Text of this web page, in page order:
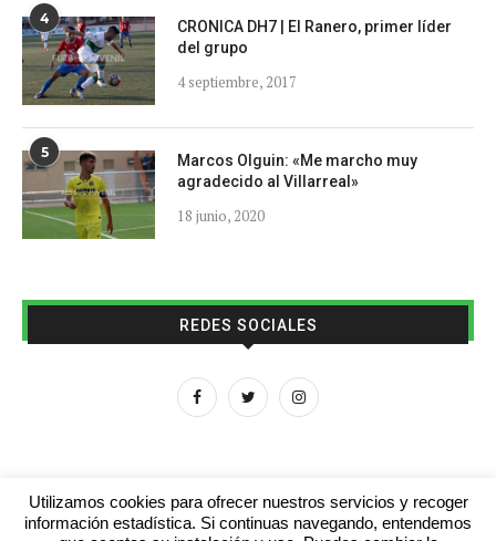
4
CRONICA DH7 | El Ranero, primer líder
del grupo
4 septiembre, 2017
5
Marcos Olguin: «Me marcho muy
agradecido al Villarreal»
18 junio, 2020
REDES SOCIALES
Utilizamos cookies para ofrecer nuestros servicios y recoger
información estadística. Si continuas navegando, entendemos